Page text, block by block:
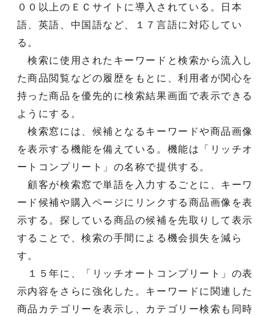
００以上のＥＣサイトに導入されている。日本
語、英語、中国語など、１７言語に対応してい
る。
検索に使用されたキーワードと検索から流入し
た商品閲覧などの履歴をもとに、利用者が関心を
持った商品を優先的に検索結果画面で表示できる
ようにする。
検索窓には、候補となるキーワードや商品画像
を表示する機能を備えている。機能は「リッチオ
ートコンプリート」の名称で提供する。
顧客が検索窓で単語を入力するごとに、キーワ
ード候補や購入ページにリンクする商品画像を表
示する。探している商品の候補を先取りして表示
することで、検索の手間による機会損失を減ら
す。
１５年に、「リッチオートコンプリート」の表
示内容をさらに強化した。キーワードに関連した
商品カテゴリーを表示し、カテゴリー検索も同時